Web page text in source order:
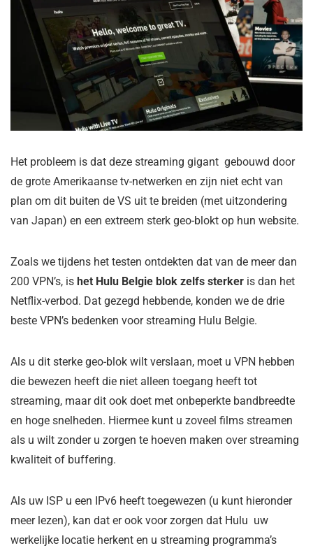
Het probleem is dat deze streaming gigant gebouwd door
de grote Amerikaanse tv-netwerken en zijn niet echt van
plan om dit buiten de VS uit te breiden (met uitzondering
van Japan) en een extreem sterk geo-blokt op hun website.
Zoals we tijdens het testen ontdekten dat van de meer dan
200 VPN’s, is het Hulu Belgie blok zelfs sterker is dan het
Netflix-verbod. Dat gezegd hebbende, konden we de drie
beste VPN’s bedenken voor streaming Hulu Belgie.
Als u dit sterke geo-blok wilt verslaan, moet u VPN hebben
die bewezen heeft die niet alleen toegang heeft tot
streaming, maar dit ook doet met onbeperkte bandbreedte
en hoge snelheden. Hiermee kunt u zoveel films streamen
als u wilt zonder u zorgen te hoeven maken over streaming
kwaliteit of buffering.
Als uw ISP u een IPv6 heeft toegewezen (u kunt hieronder
meer lezen), kan dat er ook voor zorgen dat Hulu uw
werkelijke locatie herkent en u streaming programma’s